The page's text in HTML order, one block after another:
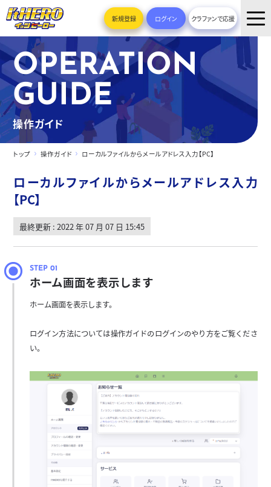
新規登録 ログイン クラファンで応援
OPERATION
GUIDE
操作ガイド
トップ 操作ガイド ローカルファイルからメールアドレス入力【PC】
ローカルファイルからメールアドレス入力
【PC】
最終更新 : 2022 年 07 月 07 日 15:45
ホーム画面を表示します
ホーム画面を表示します。
ログイン方法については操作ガイドのログインのやり方をご覧くださ
い。